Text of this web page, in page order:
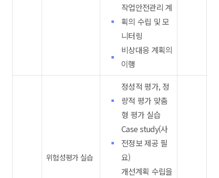
작업안전관리 계
획의 수립 및 모
니터링
비상대응 계획의
이행
위험성평가 실습
정성적 평가, 정
량적 평가 맞춤
형 평가 실습
Case study(사
전정보 제공 필
요)
개선계획 수립을